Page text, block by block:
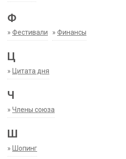
Ф
» Фестивали » Финансы
Ц
» Цитата дня
Ч
» Члены союза
Ш
» Шопинг